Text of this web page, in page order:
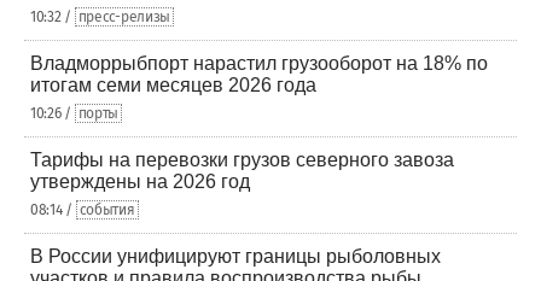
10:32 / пресс-релизы
Владморрыбпорт нарастил грузооборот на 18% по
итогам семи месяцев 2026 года
10:26 / порты
Тарифы на перевозки грузов северного завоза
утверждены на 2026 год
08:14 / события
В России унифицируют границы рыболовных
Подпишитесь на наш MAX-канал
⚓️